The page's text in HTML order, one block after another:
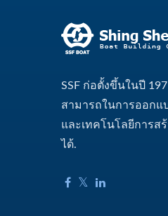
SSF ก่อตั้งขึ้นในปี
สามารถในการออกแ
และเทคโนโลยีการส
ได้.